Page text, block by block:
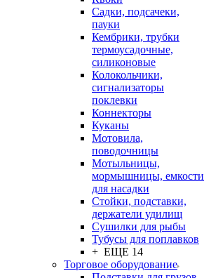
Садки, подсачеки,
пауки
Кембрики, трубки
термоусадочные,
силиконовые
Колокольчики,
сигнализаторы
поклевки
Коннекторы
Куканы
Мотовила,
поводочницы
Мотыльницы,
мормышницы, емкости
для насадки
Стойки, подставки,
держатели удилищ
Сушилки для рыбы
Тубусы для поплавков
+ ЕЩЕ 14
Торговое оборудование